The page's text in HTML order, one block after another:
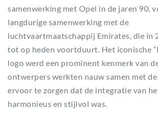
samenwerking met Opel in de jaren 90,
langdurige samenwerking met de
luchtvaartmaatschappij Emirates, die in
tot op heden voortduurt. Het iconische
logo werd een prominent kenmerk van
ontwerpers werkten nauw samen met
ervoor te zorgen dat de integratie van
harmonieus en stijlvol was.